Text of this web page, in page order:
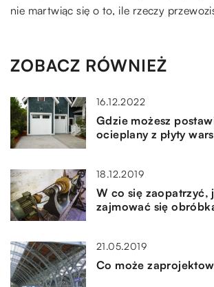
nie martwiąc się o to, ile rzeczy
ZOBACZ RÓWNIEŻ
16.12.2022
Gdzie możesz
ocieplany z płyty
18.12.2019
W co się zaopatrzyć,
zajmować się
21.05.2019
Co może